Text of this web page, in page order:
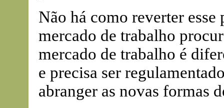
Não há como reverter esse
mercado de trabalho
mercado de trabalho é
e precisa ser
abranger as novas formas